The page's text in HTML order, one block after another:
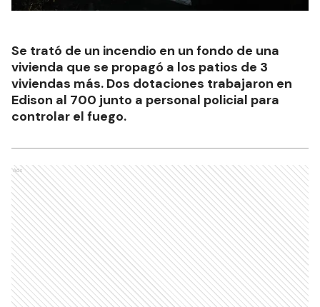
Se trató de un incendio en un fondo de una
vivienda que se propagó a los patios de 3
viviendas más. Dos dotaciones trabajaron en
Edison al 700 junto a personal policial para
controlar el fuego.
Ads